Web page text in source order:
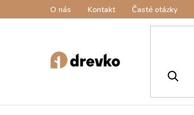
O nás Kontakt Časté otázky